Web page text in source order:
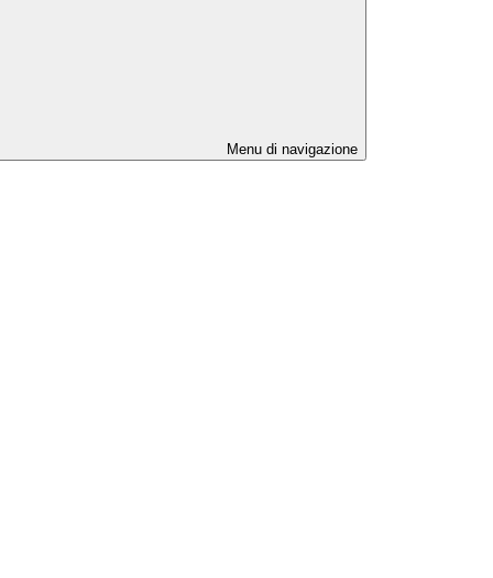
Menu di navigazione